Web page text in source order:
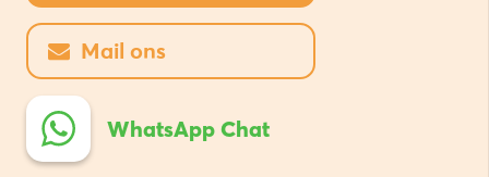
Mail ons
WhatsApp Chat